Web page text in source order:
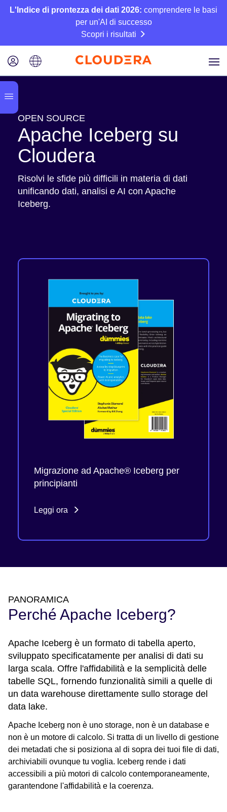
L'Indice di prontezza dei dati 2026: comprendere le basi
per un'AI di successo
Scopri i risultati
OPEN SOURCE
Apache Iceberg su
Cloudera
Risolvi le sfide più difficili in materia di dati
unificando dati, analisi e AI con Apache
Iceberg.
Migrazione ad Apache® Iceberg per
principianti
Leggi ora
PANORAMICA
Perché Apache Iceberg?
Apache Iceberg è un formato di tabella aperto,
sviluppato specificatamente per analisi di dati su
larga scala. Offre l'affidabilità e la semplicità delle
tabelle SQL, fornendo funzionalità simili a quelle di
un data warehouse direttamente sullo storage del
data lake.
Apache Iceberg non è uno storage, non è un database e
non è un motore di calcolo. Si tratta di un livello di gestione
dei metadati che si posiziona al di sopra dei tuoi file di dati,
archiviabili ovunque tu voglia. Iceberg rende i dati
accessibili a più motori di calcolo contemporaneamente,
garantendone l'affidabilità e la coerenza.